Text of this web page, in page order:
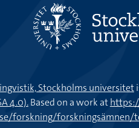
Stockholms universitet
4.0).Based on a work at
forskning/forskningsämnen/